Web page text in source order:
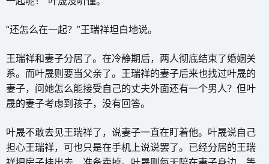
“还怎么在一起？”王瑞祥坦白地说。
王瑞祥和妻子分居了。在冷静期后，两人彻底结束了婚姻关
系。而叶晟则要当父亲了。王瑞祥的妻子后来也找过叶晟的
妻子，问她怎么能接受自己的丈夫外面还有一个男人？但叶
晟的妻子考虑到孩子，没有回答。
叶晟不敢去见王瑞祥了，说妻子一直在盯着他。叶晟说自己
担心王瑞祥，可也只是在手机上说说罢了。已经分居的王瑞